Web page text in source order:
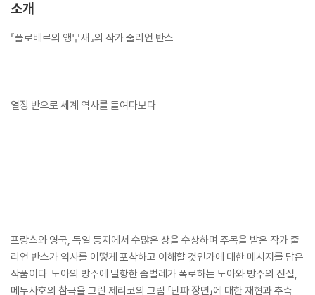
소개
『플로베르의 앵무새』의 작가 줄리언 반스
열장 반으로 세계 역사를 들여다보다
프랑스와 영국, 독일 등지에서 수많은 상을 수상하며 주목을 받은 작가 줄
리언 반스가 역사를 어떻게 포착하고 이해할 것인가에 대한 메시지를 담은
작품이다. 노아의 방주에 밀항한 좀벌레가 폭로하는 노아와 방주의 진실,
메두사호의 참극을 그린 제리코의 그림 「난파 장면」에 대한 재현과 추측